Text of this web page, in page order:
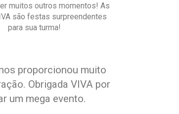
muitos outros momentos! As
são festas surpreendentes
para sua turma!
proporcionou muito
Obrigada VIVA por
um mega evento.